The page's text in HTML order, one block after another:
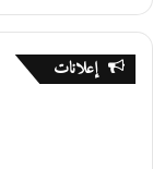
إعلانات